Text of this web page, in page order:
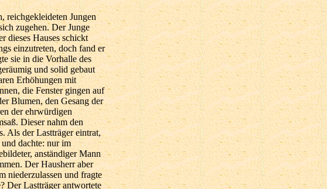
reichgekleideten Jungen
zugehen. Der Junge
dieses Hauses schickt
einzutreten, doch fand er
sie in die Vorhalle des
und solid gebaut
Erhöhungen mit
die Fenster gingen auf
Blumen, den Gesang der
der ehrwürdigen
Dieser nahm den
Als der Lastträger eintrat,
dachte: nur im
anständiger Mann
Der Hausherr aber
niederzulassen und fragte
Der Lastträger antwortete